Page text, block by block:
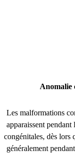
Anomalie
Les malformations
apparaissent
congénitales, dès lors
généralement